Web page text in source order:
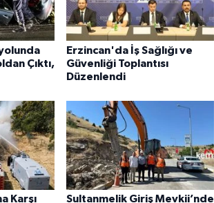
Çıktı,
Erzincan'da İş Sağlığı ve
Güvenliği Toplantısı
Düzenlendi
Karşı
Sultanmelik Giriş Mevkii’nde